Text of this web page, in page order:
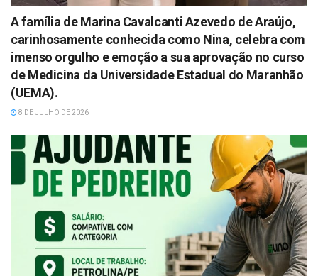
A família de Marina Cavalcanti Azevedo de Araújo,
carinhosamente conhecida como Nina, celebra com
imenso orgulho e emoção a sua aprovação no curso
de Medicina da Universidade Estadual do Maranhão
(UEMA).
8 DE JULHO DE 2026